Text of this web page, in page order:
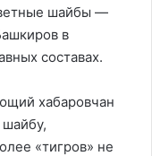
шайбы —
в
составах.
хабаровчан
«тигров» не